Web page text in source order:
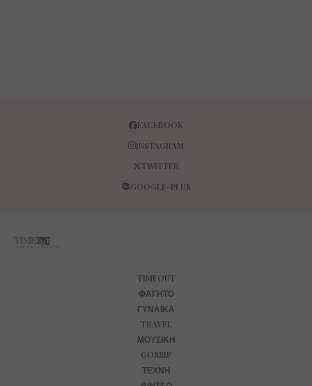
FACEBOOK
INSTAGRAM
TWITTER
GOOGLE-PLUS
TIMEOUT
ΦΑΓΗΤΌ
ΓΥΝΑΊΚΑ
TRAVEL
ΜΟΥΣΙΚΉ
GOSSIP
ΤΈΧΝΗ